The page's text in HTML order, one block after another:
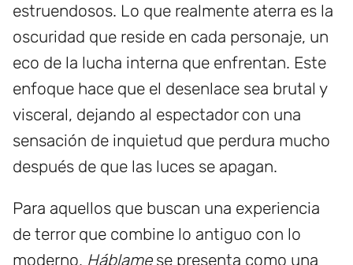
estruendosos. Lo que realmente aterra es la
oscuridad que reside en cada personaje, un
eco de la lucha interna que enfrentan. Este
enfoque hace que el desenlace sea brutal y
visceral, dejando al espectador con una
sensación de inquietud que perdura mucho
después de que las luces se apagan.
Para aquellos que buscan una experiencia
de terror que combine lo antiguo con lo
moderno, Háblamese presenta como una